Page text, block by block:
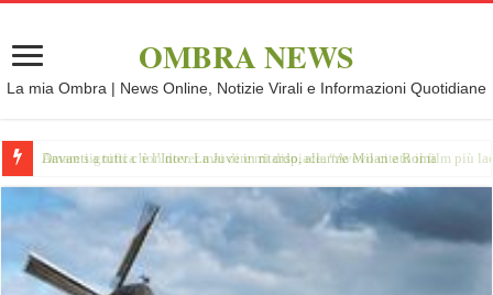
OMBRA NEWS
La mia Ombra | News Online, Notizie Virali e Informazioni Quotidiane
Davanti a tutti c’è l’Inter. La Juve in ritardo, allarme Milan e Roma